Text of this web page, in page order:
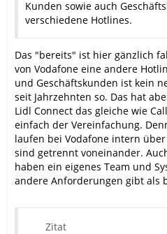
Kunden sowie auch
verschiedene Hotlines.
Das "bereits" ist hier gänzlich
von Vodafone eine andere
und Geschäftskunden ist kein
seit Jahrzehnten so. Das hat
Lidl Connect das gleiche wie
einfach der Vereinfachung.
laufen bei Vodafone intern
sind getrennt voneinander.
haben ein eigenes Team und
andere Anforderungen gibt als
Zitat